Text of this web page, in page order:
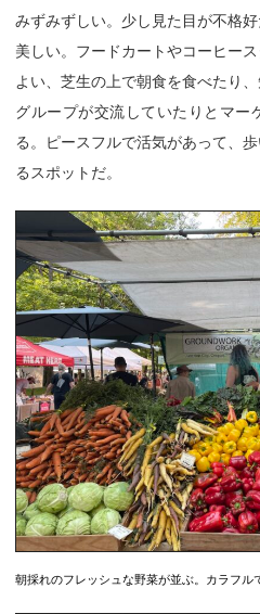
みずみずしい。少し見た目が不格
美しい。フードカートやコーヒー
よい、芝生の上で朝食を食べたり
グループが交流していたりとマー
る。ピースフルで活気があって、
るスポットだ。
朝採れのフレッシュな野菜が並ぶ。カラフル